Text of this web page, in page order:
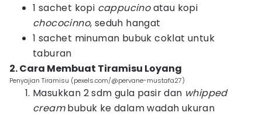
1 sachet kopi cappucinoatau kopi
chococinno, seduh hangat
1 sachet minuman bubuk coklat untuk
taburan
2. Cara Membuat Tiramisu Loyang
Penyajian Tiramisu (pexels.com/@pervane-mustafa27)
Masukkan 2 sdm gula pasir dan whipped
creambubuk ke dalam wadah ukuran